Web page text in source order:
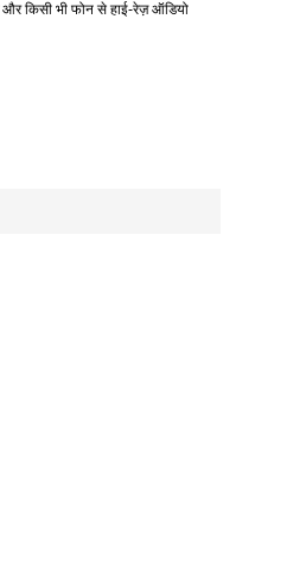
और किसी भी फोन से हाई-रेज़ ऑडियो